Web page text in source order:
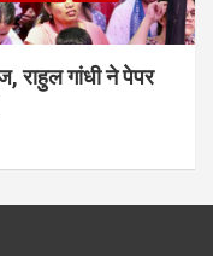
राहुल गांधी ने पेपर